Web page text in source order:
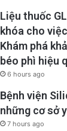
Liệu thuốc
khóa cho
Khám phá
béo phì hiệu
6 hours ago
Bệnh viện
những cơ sở
7 hours ago